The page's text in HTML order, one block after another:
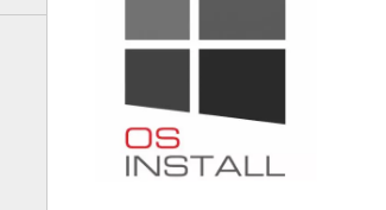
SLUŽBU NIE JE MOŽNÉ
začatím poskytovania
služby pred uplynutím
lehoty na odstúpenie od